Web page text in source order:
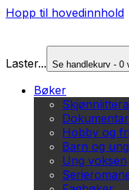
Hopp til hovedinnhold
Laster... Se handlekurv - 0
Bøker
Hobby og
Barn og
Ung voksen